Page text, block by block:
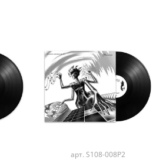
арт. S108-008P2